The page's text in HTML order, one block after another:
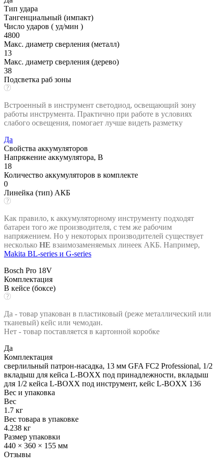
Тип удара
Тангенциальный (импакт)
Число ударов ( уд/мин )
4800
Макс. диаметр сверления (металл)
13
Макс. диаметр сверления (дерево)
38
Подсветка раб зоны
Встроенный в инструмент светодиод, освещающий зону
работы инструмента. Практично при работе в условиях
слабого освещения, помогает лучше видеть разметку
Да
Свойства аккумуляторов
Напряжение аккумулятора, В
18
Количество аккумуляторов в комплекте
0
Линейка (тип) АКБ
Как правило, к аккумуляторному инструменту подходят
батареи того же производителя, с тем же рабочим
напряжением. Но у некоторых производителей существует
несколько НЕ взаимозаменяемых линеек АКБ. Например,
Makita BL-series и G-series
Bosch Pro 18V
Комплектация
В кейсе (боксе)
Да - товар упакован в пластиковый (реже металлический или
тканевый) кейс или чемодан.
Нет - товар поставляется в картонной коробке
Да
Комплектация
сверлильный патрон-насадка, 13 мм GFA FC2 Professional, 1/2
вкладыш для кейса L-BOXX под принадлежности, вкладыш
для 1/2 кейса L-BOXX под инструмент, кейс L-BOXX 136
Вес и упаковка
Вес
1.7 кг
Вес товара в упаковке
4.238 кг
Размер упаковки
440 × 360 × 155 мм
Отзывы